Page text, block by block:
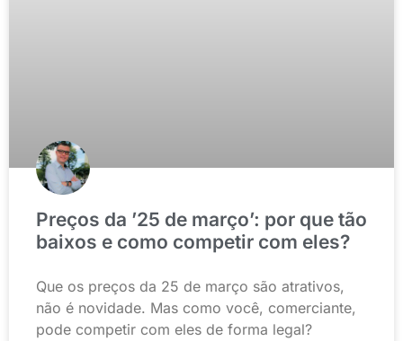
Preços da ’25 de março’: por que tão
baixos e como competir com eles?
Que os preços da 25 de março são atrativos,
não é novidade. Mas como você, comerciante,
pode competir com eles de forma legal?